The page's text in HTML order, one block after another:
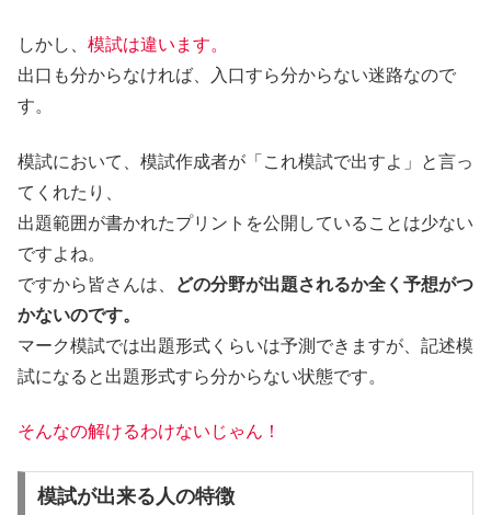
しかし、 模試は違います。
出口も分からなければ、入口すら分からない迷路なので
す。
模試において、模試作成者が「これ模試で出すよ」と言っ
てくれたり、
出題範囲が書かれたプリントを公開していることは少ない
ですよね。
ですから皆さんは、
どの分野が出題されるか全く予想がつ
かないのです。
マーク模試では出題形式くらいは予測できますが、記述模
試になると出題形式すら分からない状態です。
そんなの解けるわけないじゃん！
模試が出来る人の特徴